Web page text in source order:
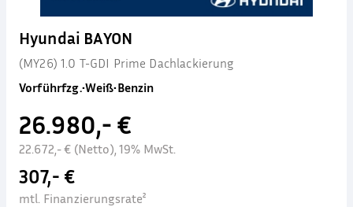
Hyundai BAYON
(MY26) 1.0 T-GDI Prime Dachlackierung
Vorführfzg.•Weiß•Benzin
26.980,- €
22.672,- € (Netto), 19% MwSt.
307,- €
mtl. Finanzierungsrate²